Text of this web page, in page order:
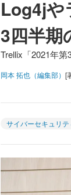
Log4j
3四半期
Trellix「2021年
岡本 拓也（編集部） [
サイバーセキュリテ